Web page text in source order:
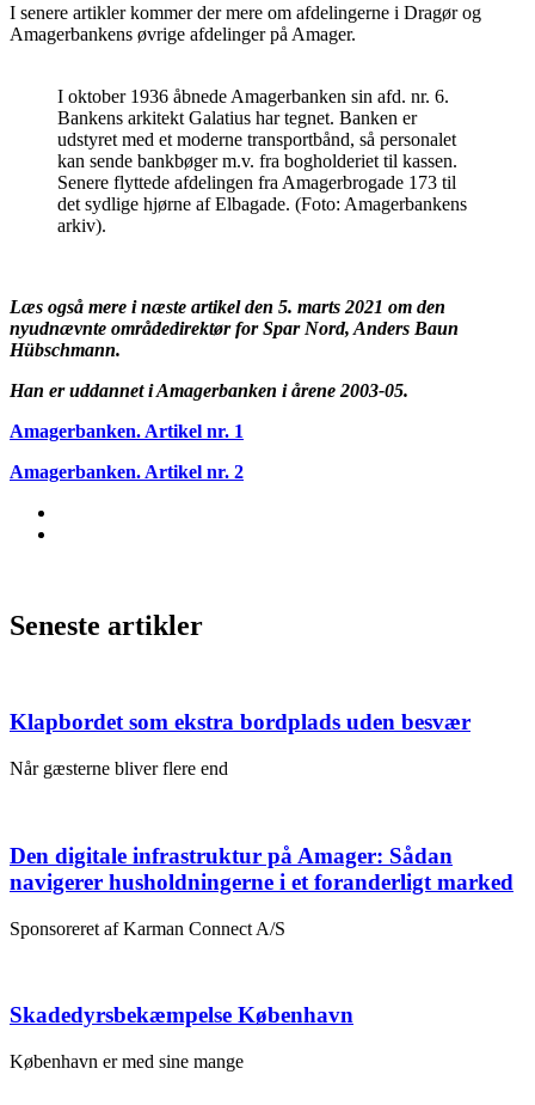
I senere artikler kommer der mere om afdelingerne i Dragør og
Amagerbankens øvrige afdelinger på Amager.
I oktober 1936 åbnede Amagerbanken sin afd. nr. 6.
Bankens arkitekt Galatius har tegnet. Banken er
udstyret med et moderne transportbånd, så personalet
kan sende bankbøger m.v. fra bogholderiet til kassen.
Senere flyttede afdelingen fra Amagerbrogade 173 til
det sydlige hjørne af Elbagade. (Foto: Amagerbankens
arkiv).
Læs også mere i næste artikel den 5. marts 2021 om den
nyudnævnte områdedirektør for Spar Nord, Anders Baun
Hübschmann.
Han er uddannet i Amagerbanken i årene 2003-05.
Amagerbanken. Artikel nr. 1
Amagerbanken. Artikel nr. 2
Seneste artikler
Klapbordet som ekstra bordplads uden besvær
Når gæsterne bliver flere end
Den digitale infrastruktur på Amager: Sådan
navigerer husholdningerne i et foranderligt marked
Sponsoreret af Karman Connect A/S
Skadedyrsbekæmpelse København
København er med sine mange